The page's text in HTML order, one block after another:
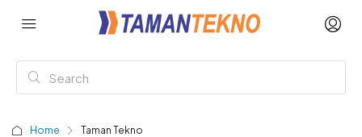
Home Taman Tekno